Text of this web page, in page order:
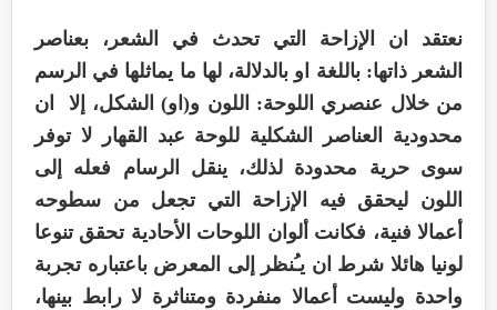
نعتقد ان الإزاحة التي تحدث في الشعر، بعناصر
الشعر ذاتها: باللغة او بالدلالة، لها ما يماثلها في الرسم
من خلال عنصري اللوحة: اللون و(او) الشكل، إلا ان
محدودية العناصر الشكلية للوحة عبد القهار لا توفر
سوى حرية محدودة لذلك، ينقل الرسام فعله إلى
اللون ليحقق فيه الإزاحة التي تجعل من سطوحه
أعمالا فنية، فكانت ألوان اللوحات الأحادية تحقق تنوعا
لونيا هائلا شرط ان يـُنظر إلى المعرض باعتباره تجربة
واحدة وليست أعمالا منفردة ومتناثرة لا رابط بينها،